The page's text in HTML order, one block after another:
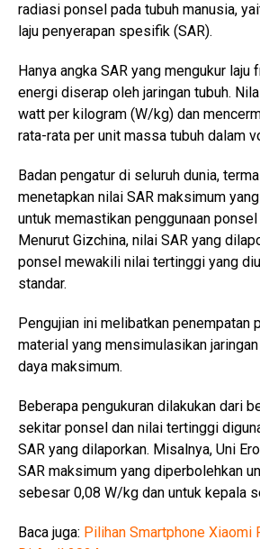
radiasi ponsel pada tubuh manusia,
laju penyerapan spesifik (SAR).
Hanya angka SAR yang mengukur laju
energi diserap oleh jaringan tubuh.
watt per kilogram (W/kg) dan
rata-rata per unit massa tubuh dalam
Badan pengatur di seluruh dunia,
menetapkan nilai SAR maksimum
untuk memastikan penggunaan
Menurut Gizchina, nilai SAR yang
ponsel mewakili nilai tertinggi yang
standar.
Pengujian ini melibatkan penempatan
material yang mensimulasikan
daya maksimum.
Beberapa pengukuran dilakukan dari
sekitar ponsel dan nilai tertinggi
SAR yang dilaporkan. Misalnya, Uni
SAR maksimum yang diperbolehkan
sebesar 0,08 W/kg dan untuk kepala
Baca juga: Pilihan Smartphone Xiaomi